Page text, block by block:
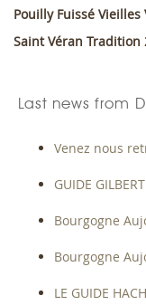
Pouilly Fuissé
Saint Véran Tradition
Last news from
Venez nous
GUIDE
Bourgogne
Bourgogne
LE GUIDE